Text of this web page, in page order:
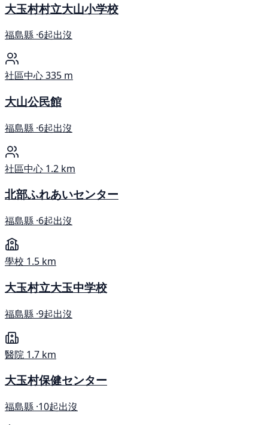
大玉村村立大山小学校
福島縣 ·6起出沒
社區中心335 m
大山公民館
福島縣 ·6起出沒
社區中心 1.2 km
北部ふれあいセンター
福島縣 ·6起出沒
學校 1.5 km
大玉村立大玉中学校
福島縣 ·9起出沒
醫院 1.7 km
大玉村保健センター
福島縣 ·10起出沒